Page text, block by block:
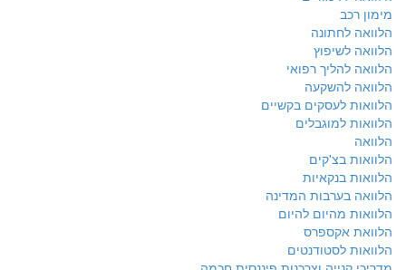
מימון רכב
הלוואה לחתונה
הלוואה לשיפוץ
הלוואה להליך רפואי
הלוואה להשקעה
הלוואות לעסקים בקשיים
הלוואות למוגבלים
הלוואה
הלוואות בצ'קים
הלוואות בנקאיות
הלוואה בערבות המדינה
הלוואות מהיום להיום
הלוואת אקספרס
הלוואות לסטודנטים